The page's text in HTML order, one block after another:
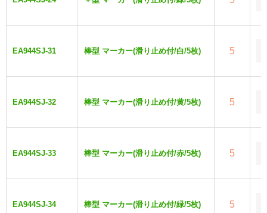
EA944SJ-31 棒型 マーカー(滑り止め付/白/5枚) 5
EA944SJ-32 棒型 マーカー(滑り止め付/黄/5枚) 5
EA944SJ-33 棒型 マーカー(滑り止め付/赤/5枚) 5
EA944SJ-34 棒型 マーカー(滑り止め付/緑/5枚) 5